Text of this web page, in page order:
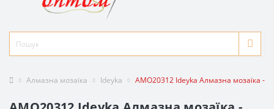
Алмазна мозаїка Ideyka AMO20312 Ideyka Алмазна мозаїка -